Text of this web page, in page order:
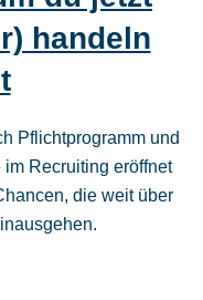
handeln
Pflichtprogramm und
im Recruiting eröffnet
die weit über